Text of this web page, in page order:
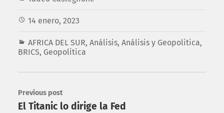
14 enero, 2023
AFRICA DEL SUR, Análisis, Análisis y Geopolitica,
BRICS, Geopolitica
Previous post
El Titanic lo dirige la Fed